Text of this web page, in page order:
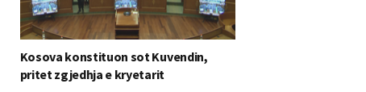
Kosova konstituon sot Kuvendin,
pritet zgjedhja e kryetarit